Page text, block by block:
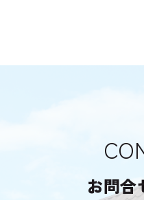
お問合